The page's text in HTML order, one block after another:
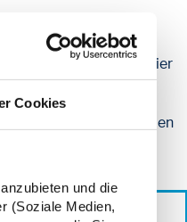
Cookies
und die
(Soziale Medien,
(ZSVR) registrieren. Hier
ab. Dazu geben
Wenn Sie die